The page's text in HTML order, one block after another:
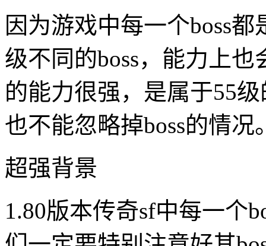
因为游戏中每一个boss
级不同的boss，能力上
的能力很强，是属于55
也不能忽略掉boss的情况
超强背景
1.80版本传奇sf中每一个